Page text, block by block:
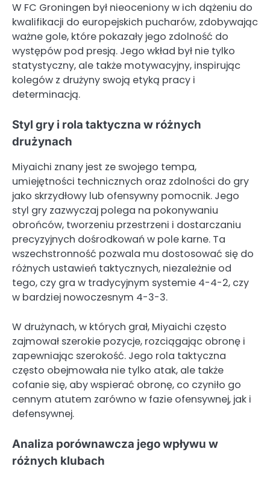
W FC Groningen był nieoceniony w ich dążeniu do
kwalifikacji do europejskich pucharów, zdobywając
ważne gole, które pokazały jego zdolność do
występów pod presją. Jego wkład był nie tylko
statystyczny, ale także motywacyjny, inspirując
kolegów z drużyny swoją etyką pracy i
determinacją.
Styl gry i rola taktyczna w różnych
drużynach
Miyaichi znany jest ze swojego tempa,
umiejętności technicznych oraz zdolności do gry
jako skrzydłowy lub ofensywny pomocnik. Jego
styl gry zazwyczaj polega na pokonywaniu
obrońców, tworzeniu przestrzeni i dostarczaniu
precyzyjnych dośrodkowań w pole karne. Ta
wszechstronność pozwala mu dostosować się do
różnych ustawień taktycznych, niezależnie od
tego, czy gra w tradycyjnym systemie 4-4-2, czy
w bardziej nowoczesnym 4-3-3.
W drużynach, w których grał, Miyaichi często
zajmował szerokie pozycje, rozciągając obronę i
zapewniając szerokość. Jego rola taktyczna
często obejmowała nie tylko atak, ale także
cofanie się, aby wspierać obronę, co czyniło go
cennym atutem zarówno w fazie ofensywnej, jak i
defensywnej.
Analiza porównawcza jego wpływu w
różnych klubach